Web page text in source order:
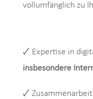
vollumfänglich zu
🗸 Expertise in
insbesondere
🗸